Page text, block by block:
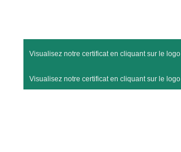
Visualisez notre certificat en cliquant sur le logo
Visualisez notre certificat en cliquant sur le logo